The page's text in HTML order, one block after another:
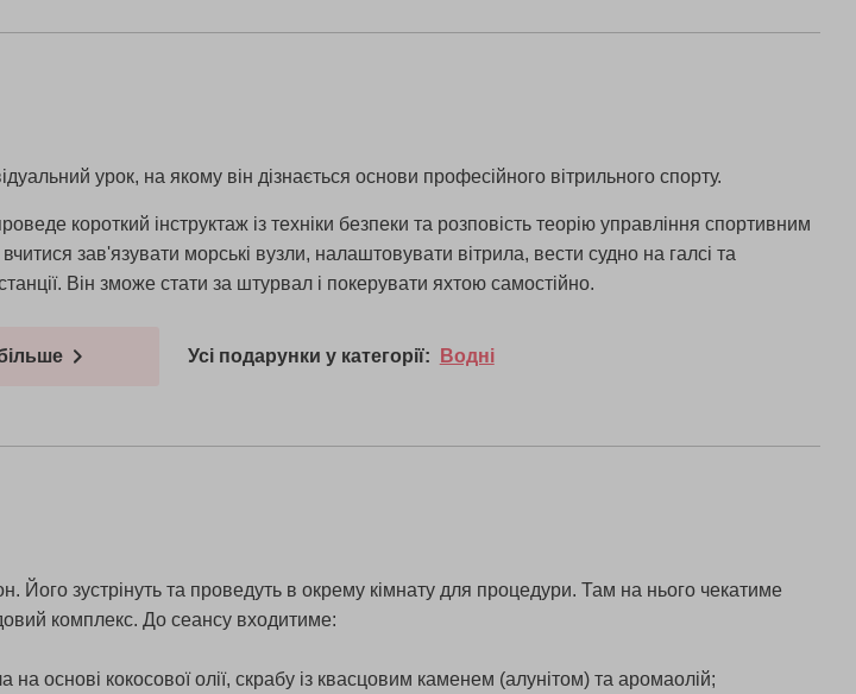
урок, на якому він дізнається основи професійного вітрильного спорту.
короткий інструктаж із техніки безпеки та розповість теорію управління спортивним
зав'язувати морські вузли, налаштовувати вітрила, вести судно на галсі та
Він зможе стати за штурвал і покерувати яхтою самостійно.
Усі подарунки у категорії: Водні
Його зустрінуть та проведуть в окрему кімнату для процедури. Там на нього чекатиме
комплекс. До сеансу входитиме:
на основі кокосової олії, скрабу із квасцовим каменем (алунітом) та аромаолій;